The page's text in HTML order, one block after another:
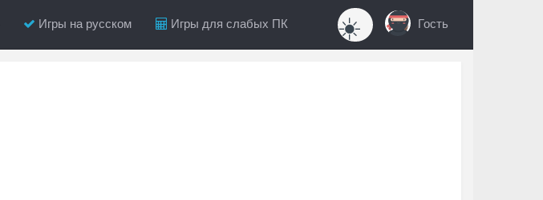
Игры на русском Игры для слабых ПК ☀️ Гость